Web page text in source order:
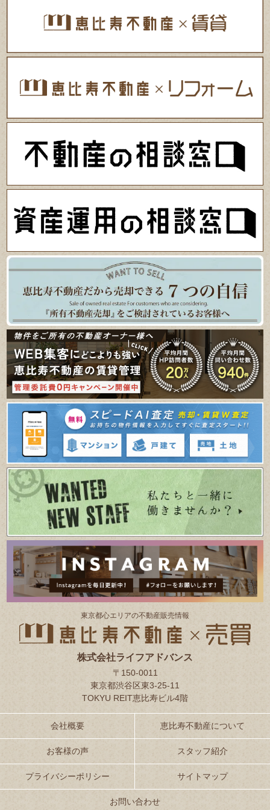
東京都⼼エリアの不動産販売情報
株式会社ライフアドバンス
〒150-0011
東京都渋谷区東3-25-11
TOKYU REIT恵比寿ビル4階
会社概要 恵比寿不動産について
お客様の声 スタッフ紹介
プライバシーポリシー サイトマップ
お問い合わせ